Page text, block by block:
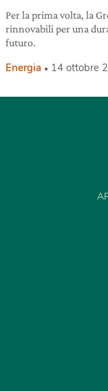
Per la prima volta, la
rinnovabili per una
futuro.
Energia 14 ottobre